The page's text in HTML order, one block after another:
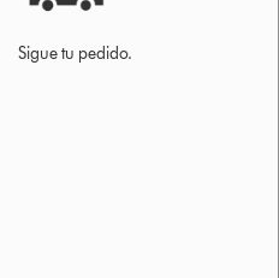
Sigue tu pedido.